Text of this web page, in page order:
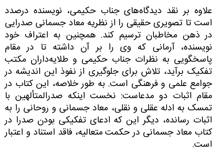
علاوه بر نقد دیدگاه‌های جناب حکیمی، نویسنده درصدد
است تا تصویری حقیقی را از نظریه معاد جسمانی صدرایی
در ذهن مخاطبان ترسیم کند. همچنین به اعتراف خود
نویسنده، آرمانی که وی را بر آن داشته تا در مقام
پاسخگویی به نظرات جناب حکیمی‌ و طلایه‌داران مکتب
تفکیک برآید، تلاش برای جلوگیری از نفوذ این اندیشه در
جوامع علمی‌ و فرهنگی است. به طور خلاصه، این کتاب در
مقام اثبات دو مدعاست: نخست اینکه صدرالمتألهین با
تمسک به ادله عقلی و نقلی، معاد جسمانی و روحانی را به
اثبات رسانده، دیگر این که ادعای تفکیکی بودن صدرا در
کتاب معاد جسمانی در حکمت متعالیه، فاقد استناد و اعتبار
است.